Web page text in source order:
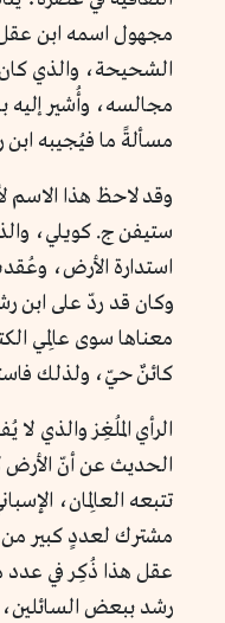
مجهول اسمه ابن
الشحيحة، والذي
مجالسه، وأُشير إليه
مسألةً ما فيُجيبه
وقد لاحظ هذا الاسم
ستيفن ج. كويلي،
استدارة الأرض،
وكان قد ردّ على
معناها سوى عالِمي
كائنٌ حيّ، ولذلك
الرأي المُلغِز والذي
الحديث عن أنّ
تتبعه العالِمان،
مشترك لعددٍ كبير من
عقل هذا ذُكِر في
رشد ببعض